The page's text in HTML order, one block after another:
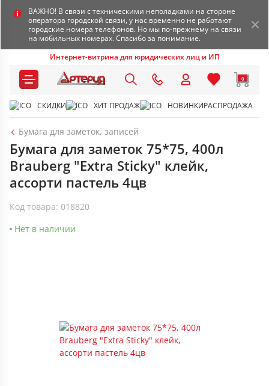
ВАЖНО! В связи с техническими неполадками на стороне
оператора городской связи, у нас временно не работают
городские номера телефонов. Но мы по-прежнему на связи
на мобильных номерах. Спасибо за понимание.
Интернет-витрина для юридических лиц и ИП
0
СКИДКИ ХИТ ПРОДАЖ НОВИНКИРАСПРОДАЖА
Бумага для заметок, записей
Бумага для заметок 75*75, 400л
Brauberg "Extra Sticky" клейк,
ассорти пастель 4цв
Код товара: 018820
Нет в наличии